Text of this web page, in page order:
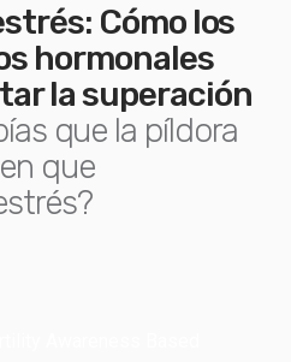
Cómo los
hormonales
la superación
que la píldora
que